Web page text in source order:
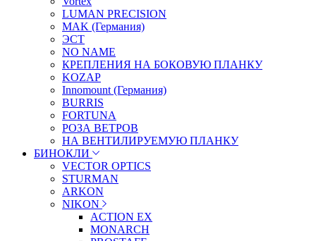
LUMAN PRECISION
MAK (Германия)
ЭСТ
NO NAME
КРЕПЛЕНИЯ НА БОКОВУЮ ПЛАНКУ
KOZAP
Innomount (Германия)
BURRIS
FORTUNA
РОЗА ВЕТРОВ
НА ВЕНТИЛИРУЕМУЮ ПЛАНКУ
БИНОКЛИ
VECTOR OPTICS
STURMAN
ARKON
NIKON
ACTION EX
MONARCH